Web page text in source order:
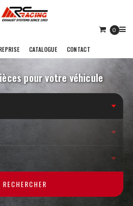
0
CATALOGUE CONTACT
pour votre véhicule
RECHERCHER